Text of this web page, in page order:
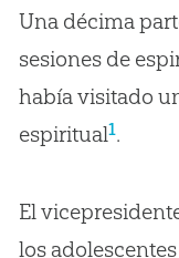
Una décima
sesiones de
había visitado
espiritual1.
El
los